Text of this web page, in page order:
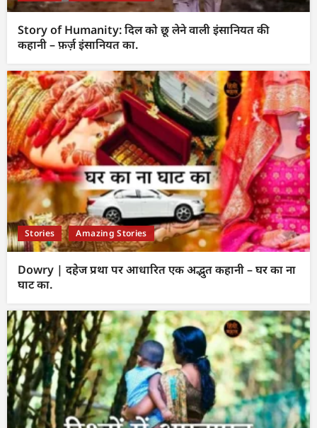
Story of Humanity: दिल को छू लेने वाली इंसानियत की
कहानी – फ़र्ज़ इंसानियत का.
Stories Amazing Stories
Dowry | दहेज प्रथा पर आधारित एक अद्भुत कहानी – घर का ना
घाट का.